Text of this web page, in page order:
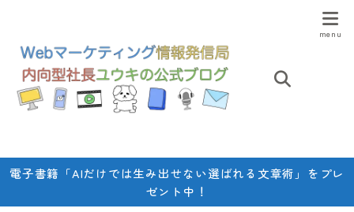
電子書籍「AIだけでは生み出せない選ばれる文章術」をプレ
ゼント中！